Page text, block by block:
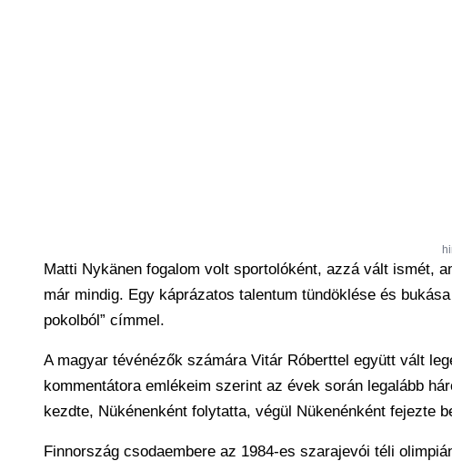
Matti Nykänen fogalom volt sportolóként, azzá vált ismét,
már mindig. Egy káprázatos talentum tündöklése és
pokolból” címmel.
A magyar tévénézők számára Vitár Róberttel együtt vált
kommentátora emlékeim szerint az évek során legalább
kezdte, Nükénenként folytatta, végül Nükenénként fejezte
Finnország csodaembere az 1984-es szarajevói téli